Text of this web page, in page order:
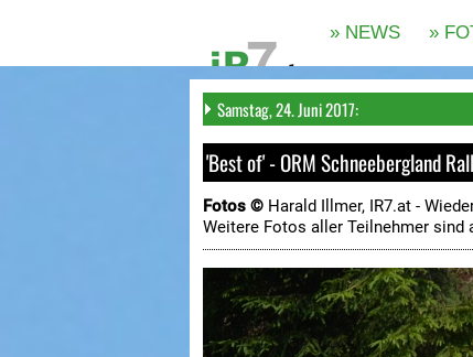
Samstag, 24. Juni 2017:
'Best of' - ORM Schneebergland
Fotos © Harald Illmer, IR7.at -
Weitere Fotos aller Teilnehmer sind